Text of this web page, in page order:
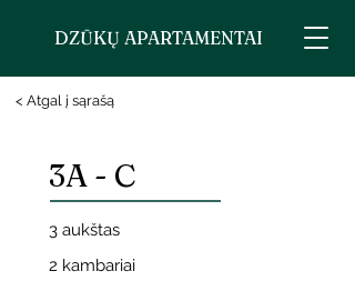
DZŪKŲ APARTAMENTAI
< Atgal į sąrašą
3A - C
3 aukštas
2 kambariai